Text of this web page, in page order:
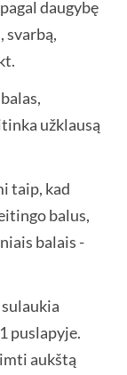
daugybę
svarbą,
užklausą
taip, kad
balus,
balais -
puslapyje.
aukštą